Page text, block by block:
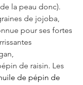
la peau donc).
de jojoba,
pour ses fortes
de raisin. Les
de pépin de